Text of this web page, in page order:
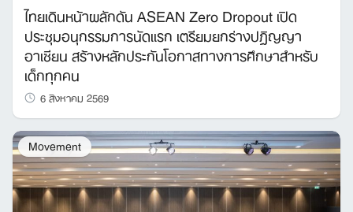
ไทยเดินหน้าผลักดัน ASEAN Zero Dropout เปิด
ประชุมอนุกรรมการนัดแรก เตรียมยกร่างปฏิญญา
อาเซียน สร้างหลักประกันโอกาสทางการศึกษาสำหรับ
เด็กทุกคน
6 สิงหาคม 2569
Movement